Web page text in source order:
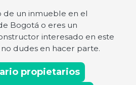
de un inmueble en el
Bogotá o eres un
interesado en este
dudes en hacer parte.
propietarios